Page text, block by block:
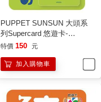
PUPPET SUNSUN 大頭系
列Supercard 悠遊卡-
SUNSUN【受託代銷】
特價 150 元
加入購物車